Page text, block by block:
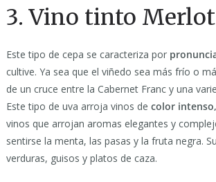
3. Vino tinto Merlot
Este tipo de cepa se caracteriza por
cultive. Ya sea que el viñedo sea más frío o
de un cruce entre la Cabernet Franc y una
Este tipo de uva arroja vinos de color
vinos que arrojan aromas elegantes y
sentirse la menta, las pasas y la fruta negra.
verduras, guisos y platos de caza.